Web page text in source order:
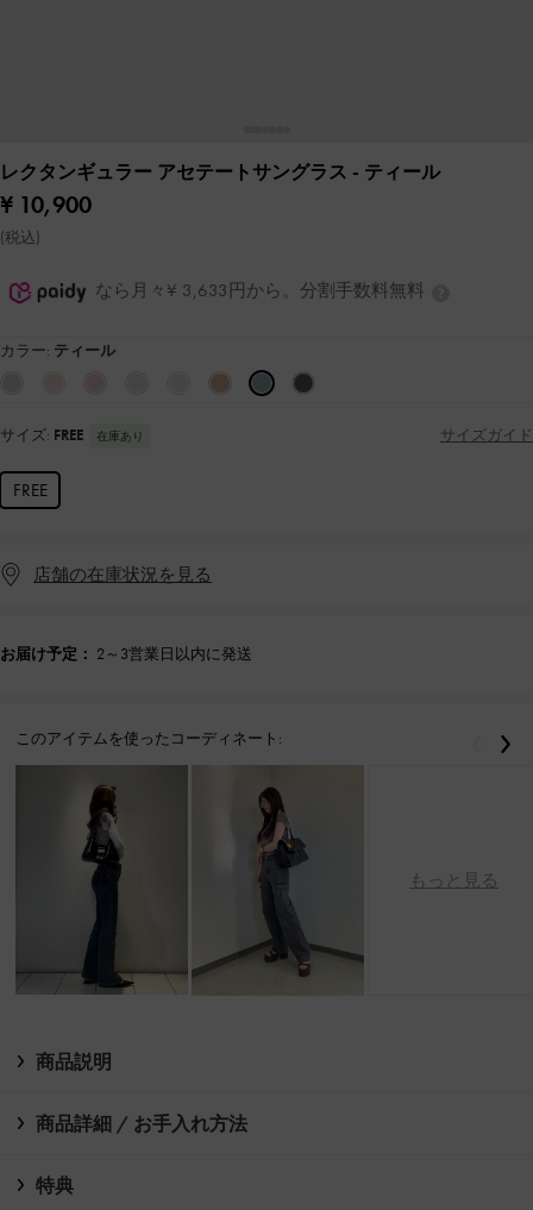
レクタンギュラー アセテートサングラス - ティール
¥ 10,900
(税込)
なら月々¥ 3,633円から。分割手数料無料
カラー: ティール
サイズ: FREE 在庫あり サイズガイド
FREE
店舗の在庫状況を見る
お届け予定： 2～3営業日以内に発送
このアイテムを使ったコーディネート:
もっと見る
戻る
商品説明
商品詳細 / お手入れ方法
特典